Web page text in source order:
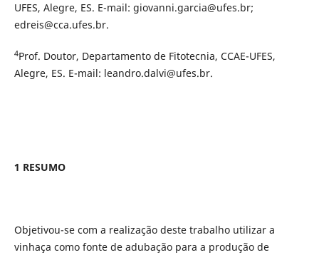
UFES, Alegre, ES. E-mail: giovanni.garcia@ufes.br;
edreis@cca.ufes.br.
4Prof. Doutor, Departamento de Fitotecnia, CCAE-UFES,
Alegre, ES. E-mail: leandro.dalvi@ufes.br.
1 RESUMO
Objetivou-se com a realização deste trabalho utilizar a
vinhaça como fonte de adubação para a produção de